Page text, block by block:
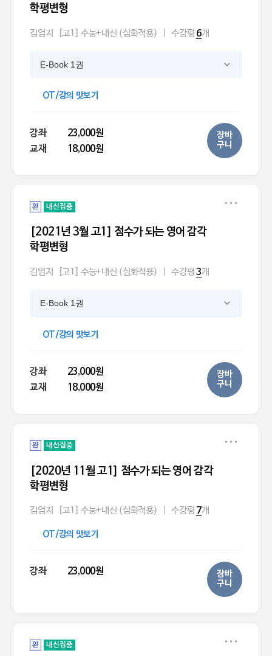
학평변형
김엄지 [고1] 수능+내신 (심화적용) 수강평 6개
E-Book 1권
OT/강의 맛보기
강좌
23,000원
교재
18,000원
장바
구니
완 내신집중
[2021년 3월 고1] 점수가 되는 영어 감각
학평변형
김엄지 [고1] 수능+내신 (심화적용) 수강평3개
E-Book 1권
OT/강의 맛보기
강좌
23,000원
교재
18,000원
장바
구니
완 내신집중
[2020년 11월 고1] 점수가 되는 영어 감각
학평변형
김엄지 [고1] 수능+내신 (심화적용) 수강평 7개
OT/강의 맛보기
강좌 23,000원
장바
구니
완 내신집중